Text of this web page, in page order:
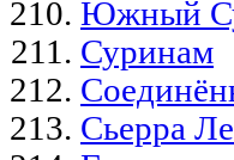
Южный
Суринам
Сьерра